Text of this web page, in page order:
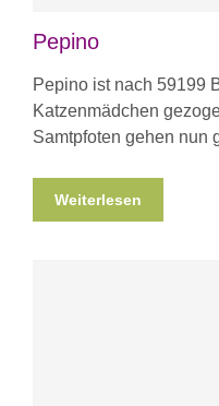
Pepino
Pepino ist nach 59199
Katzenmädchen
Samtpfoten gehen nun
Weiterlesen